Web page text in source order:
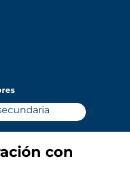
con